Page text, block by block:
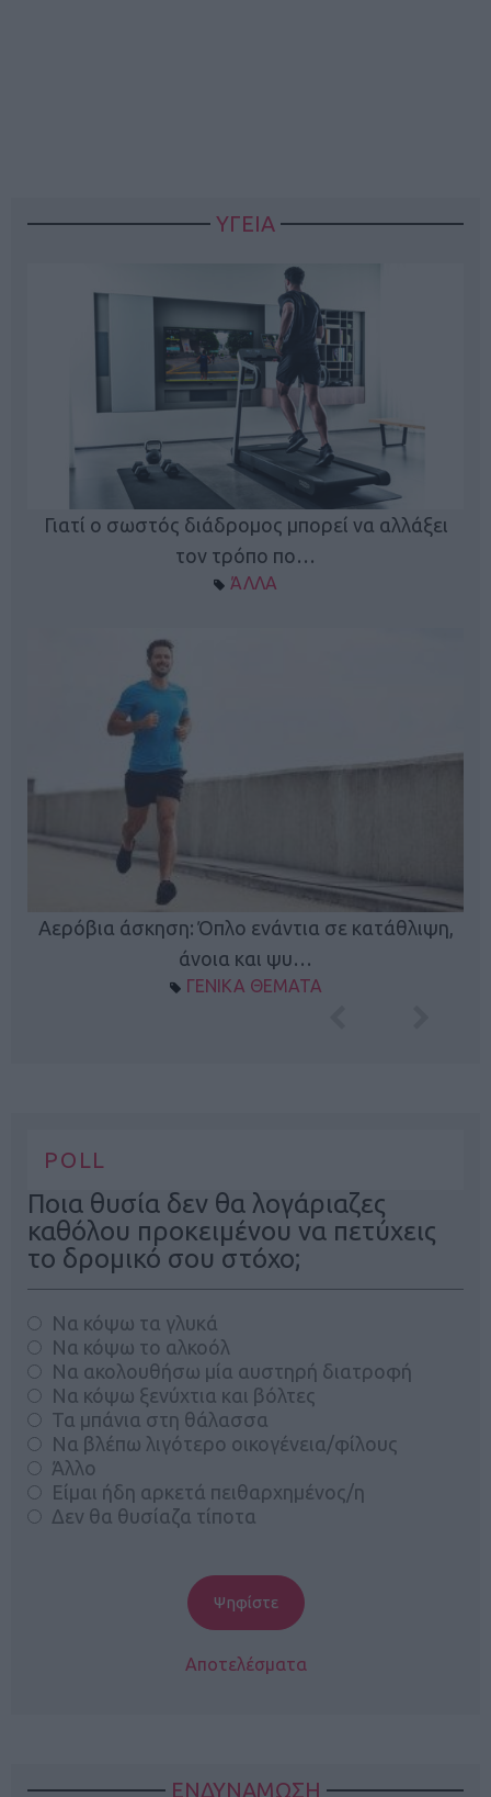
ΥΓΕΙΑ
Γιατί ο σωστός διάδρομος μπορεί να αλλάξει
τον τρόπο πο…
ΆΛΛΑ
Αερόβια άσκηση: Όπλο ενάντια σε κατάθλιψη,
άνοια και ψυ…
ΓΕΝΙΚΑ ΘΕΜΑΤΑ
POLL
Ποια θυσία δεν θα λογάριαζες
καθόλου προκειμένου να πετύχεις
το δρομικό σου στόχο;
Να κόψω τα γλυκά
Να κόψω το αλκοόλ
Να ακολουθήσω μία αυστηρή διατροφή
Να κόψω ξενύχτια και βόλτες
Τα μπάνια στη θάλασσα
Να βλέπω λιγότερο οικογένεια/φίλους
Άλλο
Είμαι ήδη αρκετά πειθαρχημένος/η
Δεν θα θυσίαζα τίποτα
Αποτελέσματα
ΕΝΔΥΝΑΜΩΣΗ